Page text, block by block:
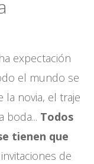
expectación
el mundo se
la novia, el traje
boda... Todos
tienen que
invitaciones de